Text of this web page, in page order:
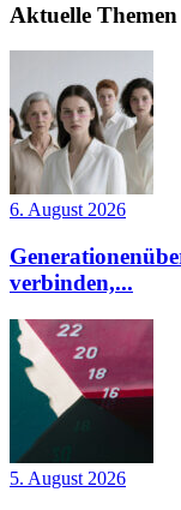
Aktuelle Themen
6. August 2026
verbinden,...
5. August 2026